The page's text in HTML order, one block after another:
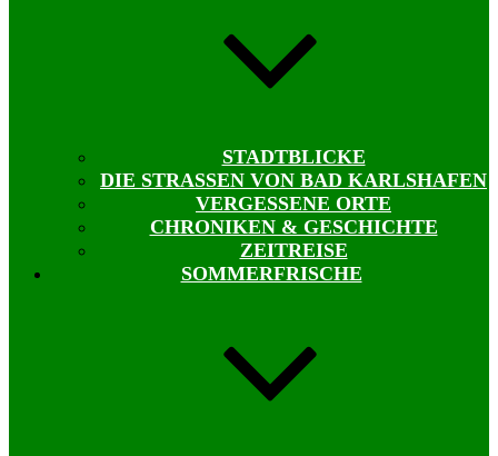
STADTBLICKE
DIE STRASSEN VON BAD KARLSHAFEN
VERGESSENE ORTE
CHRONIKEN & GESCHICHTE
ZEITREISE
SOMMERFRISCHE